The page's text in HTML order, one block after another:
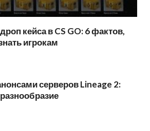
кейса в CS GO: 6 фактов,
игрокам
серверов Lineage 2: